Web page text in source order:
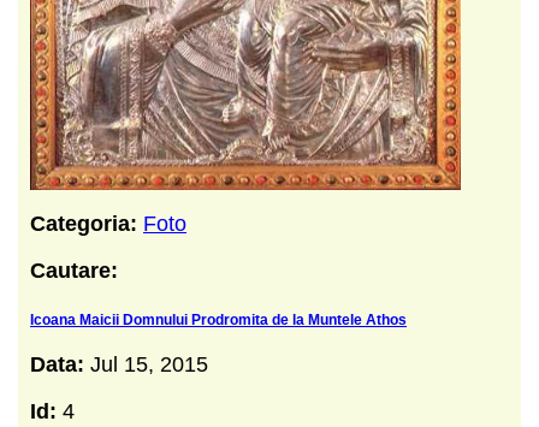
Categoria: Foto
Cautare:
Icoana Maicii Domnului Prodromita de la Muntele Athos
Data: Jul 15, 2015
Id: 4